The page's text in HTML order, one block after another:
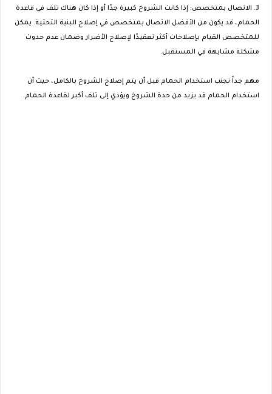
3. الاتصال بمتخصص: إذا كانت الشروخ كبيرة جدًا أو إذا كان هناك تلف في قاعدة
الحمام، قد يكون من الأفضل الاتصال بمتخصص في إصلاح البنية التحتية. يمكن
للمتخصص القيام بإصلاحات أكثر تعقيدًا لإصلاح الأضرار وضمان عدم حدوث
مشكلة مشابهة في المستقبل.
مهم جداً تجنب استخدام الحمام قبل أن يتم إصلاح الشروخ بالكامل، حيث أن
استخدام الحمام قد يزيد من حدة الشروخ ويؤدي إلى تلف أكبر لقاعدة الحمام.